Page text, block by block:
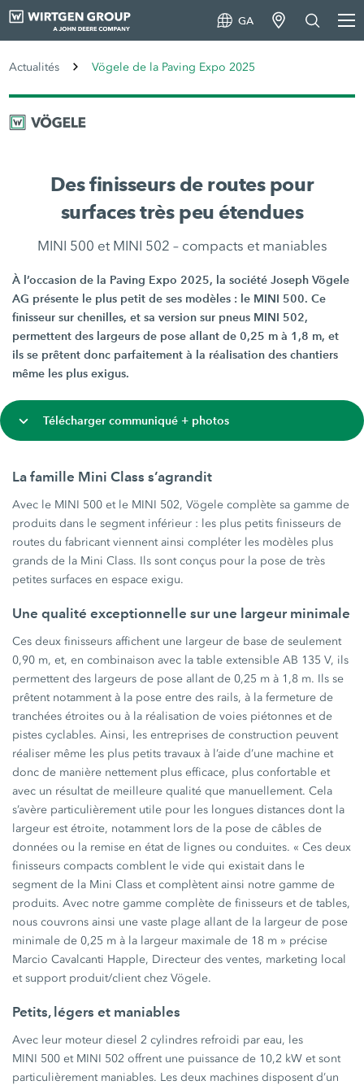
GA
Actualités Vögele de la Paving Expo 2025
Des finisseurs de routes pour
surfaces très peu étendues
MINI 500 et MINI 502 – compacts et maniables
À l’occasion de la Paving Expo 2025, la société Joseph Vögele
AG présente le plus petit de ses modèles : le MINI 500. Ce
finisseur sur chenilles, et sa version sur pneus MINI 502,
permettent des largeurs de pose allant de 0,25 m à 1,8 m, et
ils se prêtent donc parfaitement à la réalisation des chantiers
même les plus exigus.
Télécharger communiqué + photos
La famille Mini Class s’agrandit
Avec le MINI 500 et le MINI 502, Vögele complète sa gamme de
produits dans le segment inférieur : les plus petits finisseurs de
routes du fabricant viennent ainsi compléter les modèles plus
grands de la Mini Class. Ils sont conçus pour la pose de très
petites surfaces en espace exigu.
Une qualité exceptionnelle sur une largeur minimale
Ces deux finisseurs affichent une largeur de base de seulement
0,90 m, et, en combinaison avec la table extensible AB 135 V, ils
permettent des largeurs de pose allant de 0,25 m à 1,8 m. Ils se
prêtent notamment à la pose entre des rails, à la fermeture de
tranchées étroites ou à la réalisation de voies piétonnes et de
pistes cyclables. Ainsi, les entreprises de construction peuvent
réaliser même les plus petits travaux à l’aide d’une machine et
donc de manière nettement plus efficace, plus confortable et
avec un résultat de meilleure qualité que manuellement. Cela
s’avère particulièrement utile pour les longues distances dont la
largeur est étroite, notamment lors de la pose de câbles de
données ou la remise en état de lignes ou conduites. « Ces deux
finisseurs compacts comblent le vide qui existait dans le
segment de la Mini Class et complètent ainsi notre gamme de
produits. Avec notre gamme complète de finisseurs et de tables,
nous couvrons ainsi une vaste plage allant de la largeur de pose
minimale de 0,25 m à la largeur maximale de 18 m » précise
Marcio Cavalcanti Happle, Directeur des ventes, marketing local
et support produit/client chez Vögele.
Petits, légers et maniables
Avec leur moteur diesel 2 cylindres refroidi par eau, les
MINI 500 et MINI 502 offrent une puissance de 10,2 kW et sont
particulièrement maniables. Les deux machines disposent d’un